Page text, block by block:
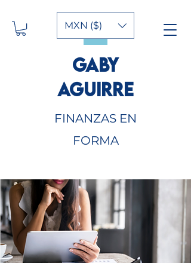
GABY
AGUIRRE
FINANZAS EN
FORMA
MXN ($)